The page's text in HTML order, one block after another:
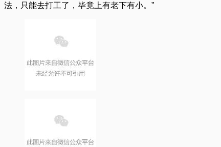
法，只能去打工了，毕竟上有老下有小。”